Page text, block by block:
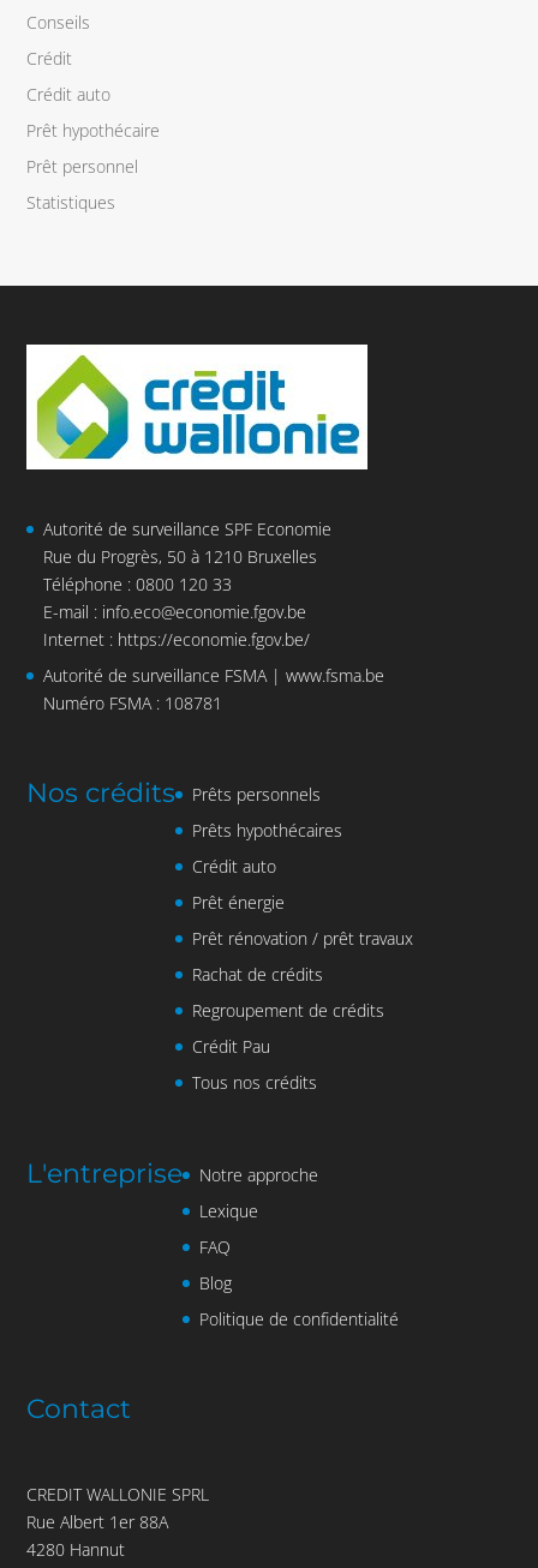
Conseils
Crédit
Crédit auto
Prêt hypothécaire
Prêt personnel
Statistiques
Autorité de surveillance SPF Economie
Rue du Progrès, 50 à 1210 Bruxelles
Téléphone : 0800 120 33
E-mail : info.eco@economie.fgov.be
Internet : https://economie.fgov.be/
Autorité de surveillance FSMA |www.fsma.be
Numéro FSMA : 108781
Nos crédits
Prêts personnels
Prêts hypothécaires
Crédit auto
Prêt énergie
Prêt rénovation / prêt travaux
Rachat de crédits
Regroupement de crédits
Crédit Pau
Tous nos crédits
L'entreprise
Notre approche
Lexique
FAQ
Blog
Politique de confidentialité
Contact
CREDIT WALLONIE SPRL
Rue Albert 1er 88A
4280 Hannut